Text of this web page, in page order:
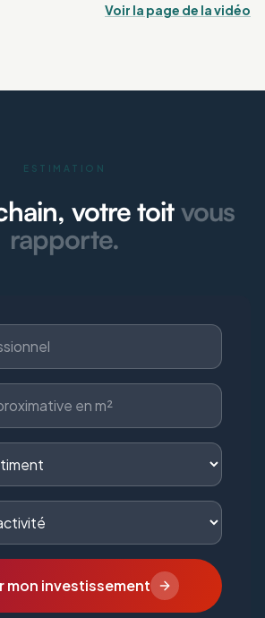
Voir la page de la vidéo
ESTIMATION
votre toitvous
rapporte.
mon investissement